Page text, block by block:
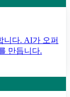
니다. AI가 오퍼
만듭니다.